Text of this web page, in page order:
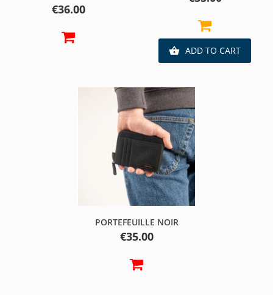
Price
€36.00
 ADD TO CART
PORTEFEUILLE NOIR
Price
€35.00